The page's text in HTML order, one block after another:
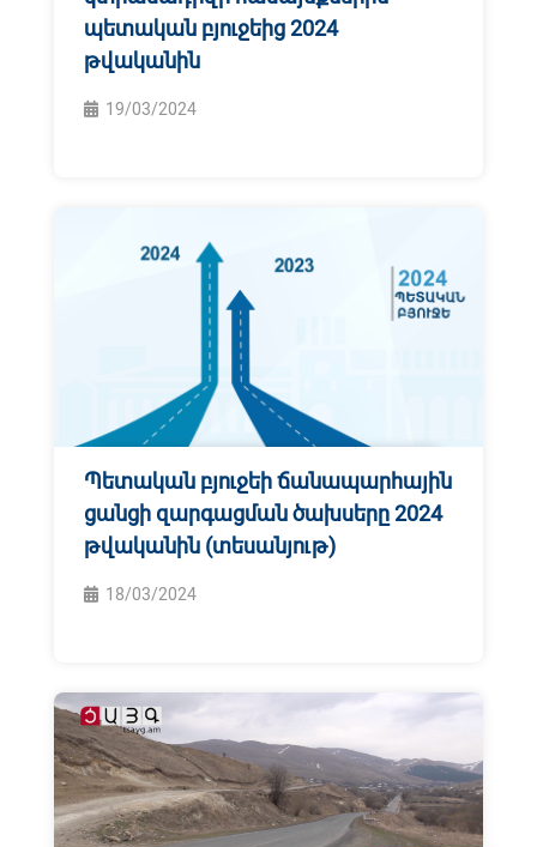
պետական բյուջեից 2024
թվականին
19/03/2024
Պետական բյուջեի ճանապարհային
ցանցի զարգացման ծախսերը 2024
թվականին (տեսանյութ)
18/03/2024